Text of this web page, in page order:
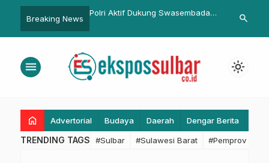
Breaking News
Tiga WNI
Gurun Makkah
Polri Aktif Dukung Swasembada,
Tajam di Triwulan Pertama 2025
Kukuhkan
search
menu light_mode
home Advertorial Budaya Daerah Dengar Berita
TRENDING TAGS #Sulbar #Sulawesi Barat #Pemprov